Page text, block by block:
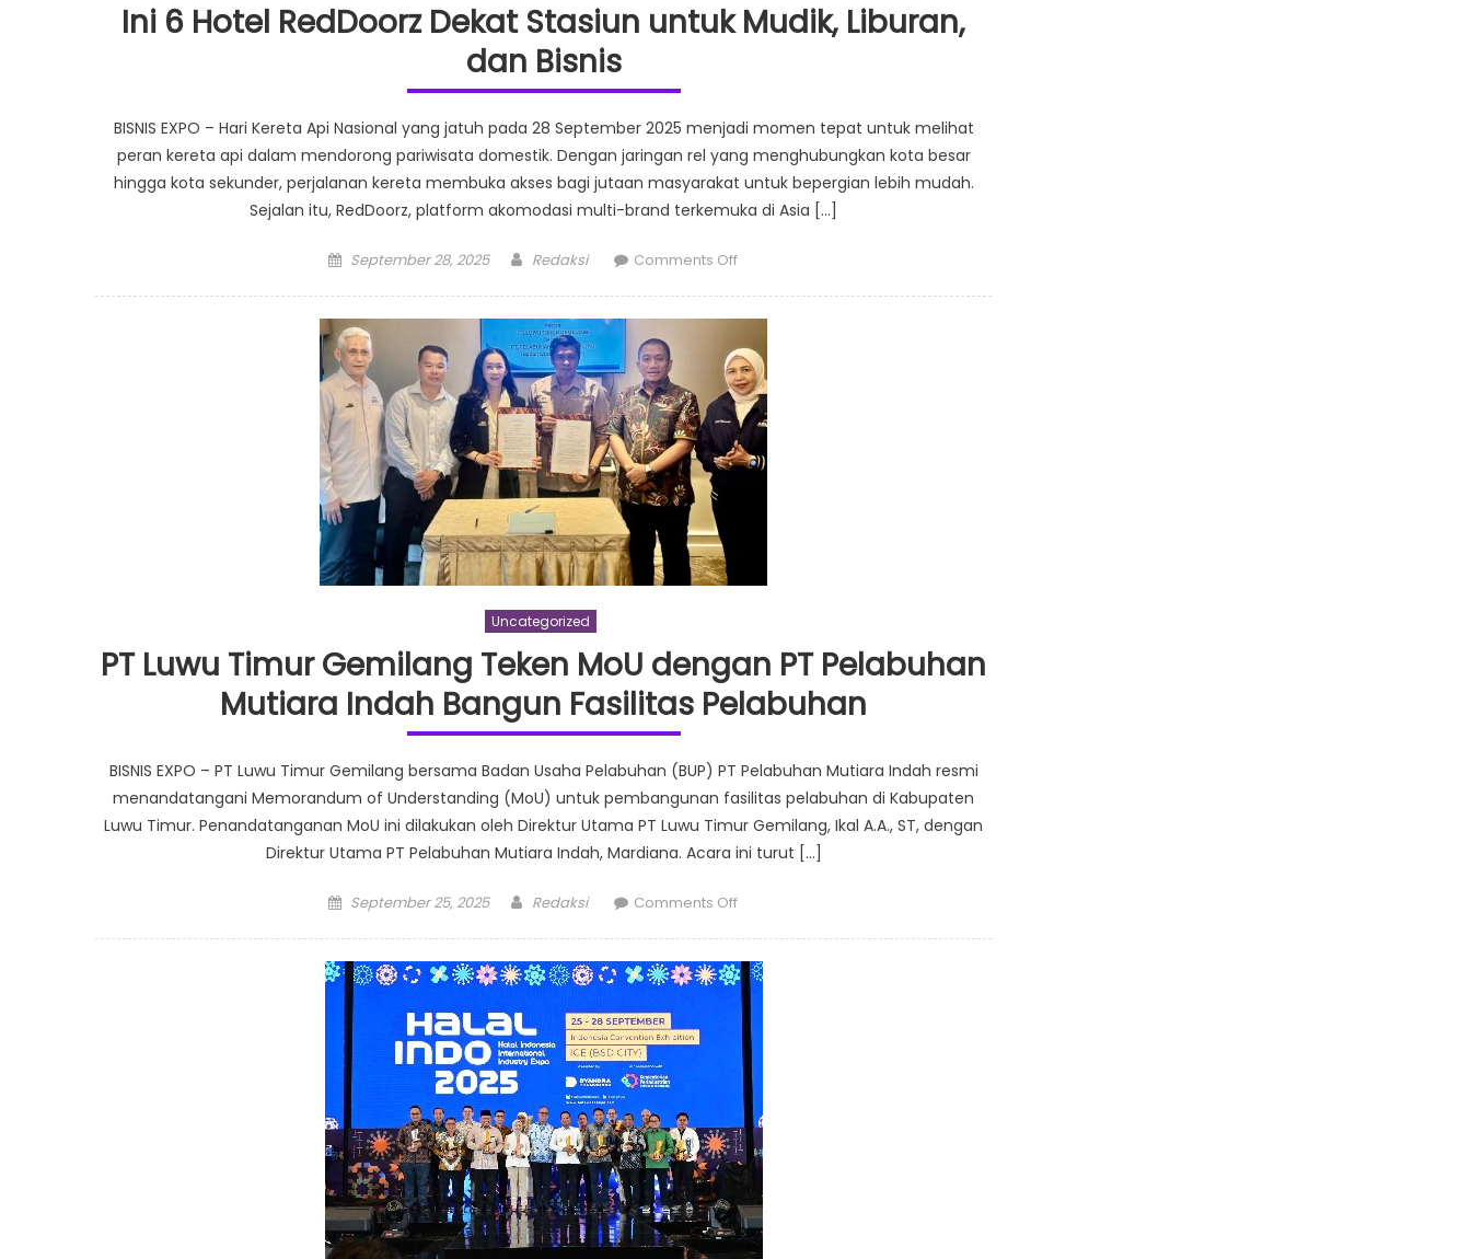
Ini 6 Hotel RedDoorz Dekat Stasiun untuk Mudik, Liburan,
dan Bisnis
BISNIS EXPO – Hari Kereta Api Nasional yang jatuh pada 28 September 2025 menjadi momen tepat untuk melihat
peran kereta api dalam mendorong pariwisata domestik. Dengan jaringan rel yang menghubungkan kota besar
hingga kota sekunder, perjalanan kereta membuka akses bagi jutaan masyarakat untuk bepergian lebih mudah.
Sejalan itu, RedDoorz, platform akomodasi multi-brand terkemuka di Asia […]
Posted
September 28, 2025 Author
Redaksi Comments Offon
RedDoorz
Dekat
Stasiun
untuk
Mudik,
Uncategorized
PT Luwu Timur Gemilang Teken MoU dengan PT Pelabuhan
Mutiara Indah Bangun Fasilitas Pelabuhan
BISNIS EXPO – PT Luwu Timur Gemilang bersama Badan Usaha Pelabuhan (BUP) PT Pelabuhan Mutiara Indah resmi
menandatangani Memorandum of Understanding (MoU) untuk pembangunan fasilitas pelabuhan di Kabupaten
Luwu Timur. Penandatanganan MoU ini dilakukan oleh Direktur Utama PT Luwu Timur Gemilang, Ikal A.A., ST, dengan
Direktur Utama PT Pelabuhan Mutiara Indah, Mardiana. Acara ini turut […]
Posted
September 25, 2025 Author
Redaksi Comments Offon
Timur
Gemilang
MoU
dengan
PT
Pelabuhan
Mutiara
Indah
Bangun
Fasilitas
Pelabuhan